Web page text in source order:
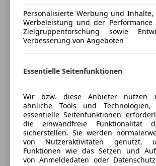
Massagesitze
Multifunktionslenkrad
Navigationssystem
Schiebedach
Sitzbelüftung
Sitzheizung
Standheizung
Start/Stop-Automatik
teilb. Rücksitzbank
Tempomat
Um Ambientebeleuchtung
AMG Abrisskante
AMG Line Exterieur
Apple CarPlay
Automatische Beifahrerairbag-
Außenspiegel elektrisch anklappbar
Bremsanlage mit größeren
Vorderachse
Burmester® Surround-Soundsystem
Chrom-Paket Interieur
Kfz-Versicherung
Versicherungsschutz an Ihre
anpassen
Freischaden-Gutschein ab Stufe 0
Personalisierte Werbung und Inhalte,
Werbeleistung und der Performance
Zielgruppenforschung sowie
Verbesserung von Angeboten
Essentielle Seitenfunktionen
Wir bzw. diese Anbieter nutzen
ähnliche Tools und
essentielle Seitenfunktionen
die einwandfreie Funktionalität
sicherstellen. Sie werden
von Nutzeraktivitäten genutzt,
Funktionen wie das Setzen und
von Anmeldedaten oder